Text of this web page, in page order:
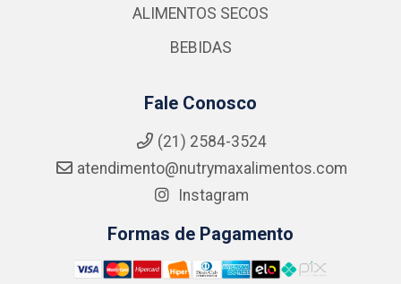
ALIMENTOS SECOS
BEBIDAS
Fale Conosco
(21) 2584-3524
atendimento@nutrymaxalimentos.com
Instagram
Formas de Pagamento